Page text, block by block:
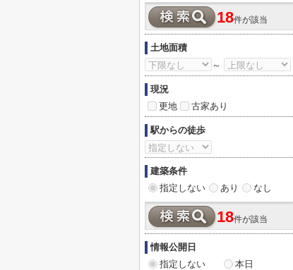
18件が該当
土地面積
～
現況
更地
古家あり
駅からの徒歩
建築条件
指定しない
あり なし
18件が該当
情報公開日
指定しない
本日